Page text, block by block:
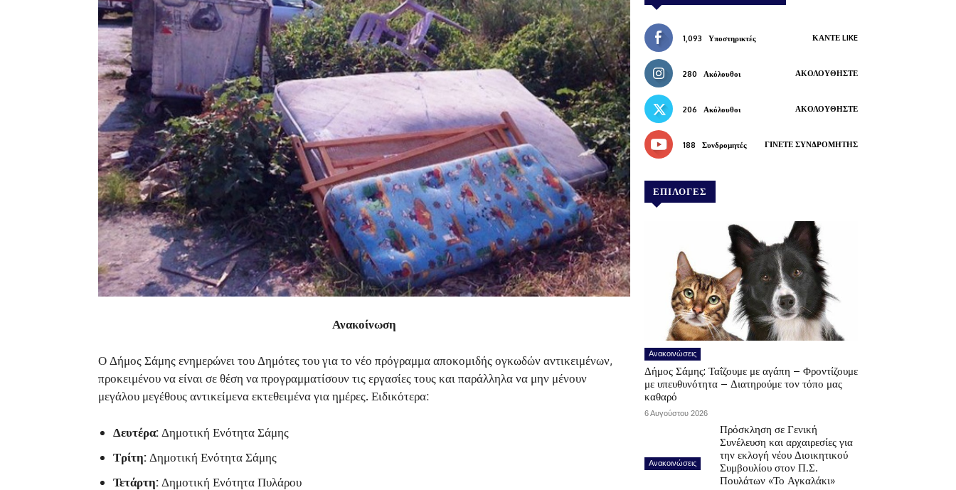
Ανακοίνωση
Ο Δήμος Σάμης ενημερώνει του Δημότες του για το νέο πρόγραμμα αποκομιδής ογκωδών αντικειμένων,
προκειμένου να είναι σε θέση να προγραμματίσουν τις εργασίες τους και παράλληλα να μην μένουν
μεγάλου μεγέθους αντικείμενα εκτεθειμένα για ημέρες. Ειδικότερα:
Δευτέρα: Δημοτική Ενότητα Σάμης
Τρίτη: Δημοτική Ενότητα Σάμης
Τετάρτη: Δημοτική Ενότητα Πυλάρου
1,093 Υποστηρικτές ΚΆΝΤΕ LIKE
280 Ακόλουθοι ΑΚΟΛΟΥΘΉΣΤΕ
206 Ακόλουθοι ΑΚΟΛΟΥΘΉΣΤΕ
188 Συνδρομητές ΓΊΝΕΤΕ ΣΥΝΔΡΟΜΗΤΉΣ
ΕΠΙΛΟΓΕΣ
Ανακοινώσεις
Δήμος Σάμης: Ταΐζουμε με αγάπη – Φροντίζουμε
με υπευθυνότητα – Διατηρούμε τον τόπο μας
καθαρό
6 Αυγούστου 2026
Ανακοινώσεις
Πρόσκληση σε Γενική
Συνέλευση και αρχαιρεσίες για
την εκλογή νέου Διοικητικού
Συμβουλίου στον Π.Σ.
Πουλάτων «Το Αγκαλάκι»